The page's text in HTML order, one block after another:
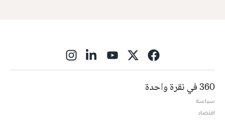
360 في نقرة واحدة
سياسة
اقتصاد